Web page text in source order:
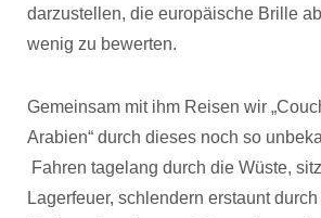
darzustellen, die europäische Brille
wenig zu bewerten.
Gemeinsam mit ihm Reisen wir
Arabien“ durch dieses noch so
Fahren tagelang durch die Wüste,
Lagerfeuer, schlendern erstaunt